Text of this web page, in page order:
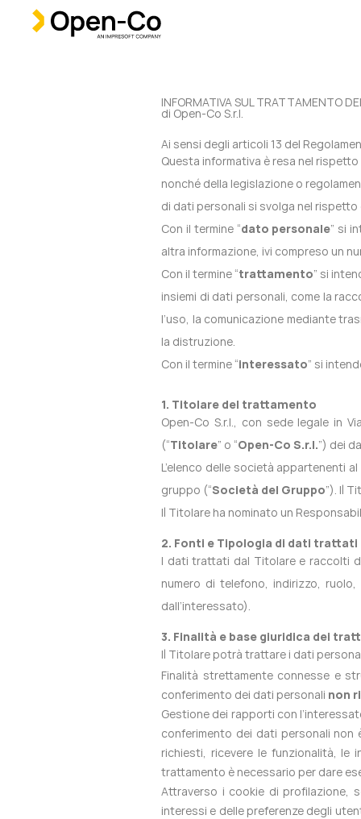
INFORMATIVA SUL TRATTAMENTO
di Open-Co S.r.l.
Ai sensi degli articoli 13 del
Questa informativa è resa nel
nonché della legislazione o
di dati personali si svolga nel
Con il termine “dato personale” si
altra informazione, ivi compreso un
Con il termine “trattamento” si
insiemi di dati personali, come la
l’uso, la comunicazione mediante
la distruzione.
Con il termine “interessato” si
1. Titolare del trattamento
Open-Co S.r.l., con sede legale in
(“Titolare” o “Open-Co S.r.l.”) dei
L’elenco delle società appartenenti
gruppo (“Società del Gruppo”). Il
Il Titolare ha nominato un
2. Fonti e Tipologia di dati trattati
I dati trattati dal Titolare e raccolti
numero di telefono, indirizzo,
dall’interessato).
3. Finalità e base giuridica dei
Il Titolare potrà trattare i dati
Finalità strettamente connesse e
conferimento dei dati personali non
Gestione dei rapporti con
conferimento dei dati personali
richiesti, ricevere le funzionalità, le
trattamento è necessario per dare
Attraverso i cookie di profilazione,
interessi e delle preferenze degli